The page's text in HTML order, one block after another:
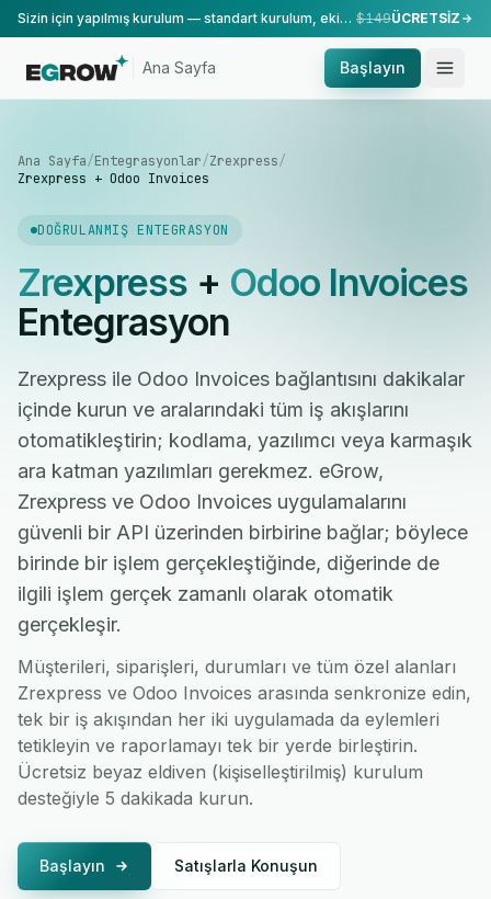
Sizin için yapılmış kurulum — standart kurulum, ekibimiz tarafından yapılır. $149ÜCRETSİZ
Ana Sayfa Başlayın
Ana Sayfa/Entegrasyonlar/Zrexpress/
Zrexpress + Odoo Invoices
DOĞRULANMIŞ ENTEGRASYON
Zrexpress+ Odoo Invoices
Entegrasyon
Zrexpress ile Odoo Invoices bağlantısını dakikalar
içinde kurun ve aralarındaki tüm iş akışlarını
otomatikleştirin; kodlama, yazılımcı veya karmaşık
ara katman yazılımları gerekmez. eGrow,
Zrexpress ve Odoo Invoices uygulamalarını
güvenli bir API üzerinden birbirine bağlar; böylece
birinde bir işlem gerçekleştiğinde, diğerinde de
ilgili işlem gerçek zamanlı olarak otomatik
gerçekleşir.
Müşterileri, siparişleri, durumları ve tüm özel alanları
Zrexpress ve Odoo Invoices arasında senkronize edin,
tek bir iş akışından her iki uygulamada da eylemleri
tetikleyin ve raporlamayı tek bir yerde birleştirin.
Ücretsiz beyaz eldiven (kişiselleştirilmiş) kurulum
desteğiyle 5 dakikada kurun.
Başlayın Satışlarla Konuşun